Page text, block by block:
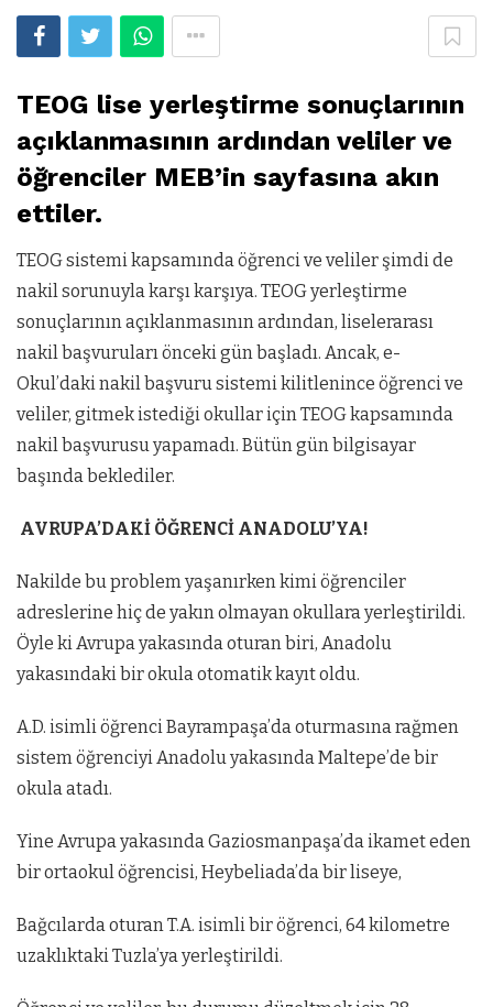
TEOG lise yerleştirme sonuçlarının
açıklanmasının ardından veliler ve
öğrenciler MEB’in sayfasına akın
ettiler.
TEOG sistemi kapsamında öğrenci ve veliler şimdi de
nakil sorunuyla karşı karşıya. TEOG yerleştirme
sonuçlarının açıklanmasının ardından, liselerarası
nakil başvuruları önceki gün başladı. Ancak, e-
Okul’daki nakil başvuru sistemi kilitlenince öğrenci ve
veliler, gitmek istediği okullar için TEOG kapsamında
nakil başvurusu yapamadı. Bütün gün bilgisayar
başında beklediler.
AVRUPA’DAKİ ÖĞRENCİ ANADOLU’YA!
Nakilde bu problem yaşanırken kimi öğrenciler
adreslerine hiç de yakın olmayan okullara yerleştirildi.
Öyle ki Avrupa yakasında oturan biri, Anadolu
yakasındaki bir okula otomatik kayıt oldu.
A.D. isimli öğrenci Bayrampaşa’da oturmasına rağmen
sistem öğrenciyi Anadolu yakasında Maltepe’de bir
okula atadı.
Yine Avrupa yakasında Gaziosmanpaşa’da ikamet eden
bir ortaokul öğrencisi, Heybeliada’da bir liseye,
Bağcılarda oturan T.A. isimli bir öğrenci, 64 kilometre
uzaklıktaki Tuzla’ya yerleştirildi.